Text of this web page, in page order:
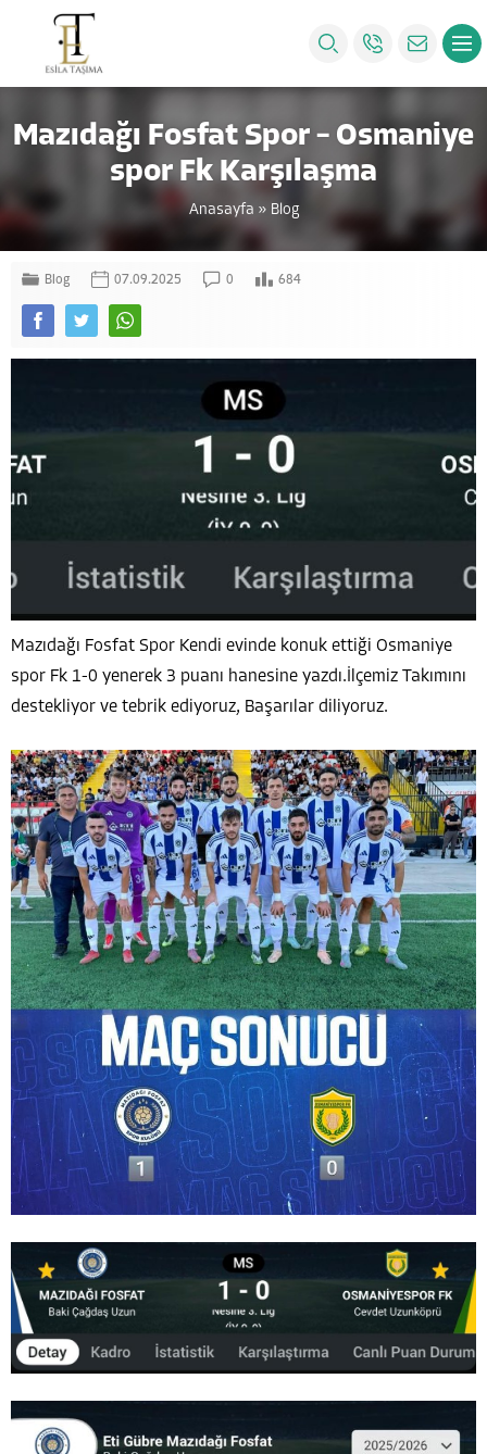
Mazıdağı Fosfat Spor – Osmaniye
spor Fk Karşılaşma
Anasayfa » Blog
Blog 07.09.2025 0 684
Mazıdağı Fosfat Spor Kendi evinde konuk ettiği Osmaniye
spor Fk 1-0 yenerek 3 puanı hanesine yazdı.İlçemiz Takımını
destekliyor ve tebrik ediyoruz, Başarılar diliyoruz.